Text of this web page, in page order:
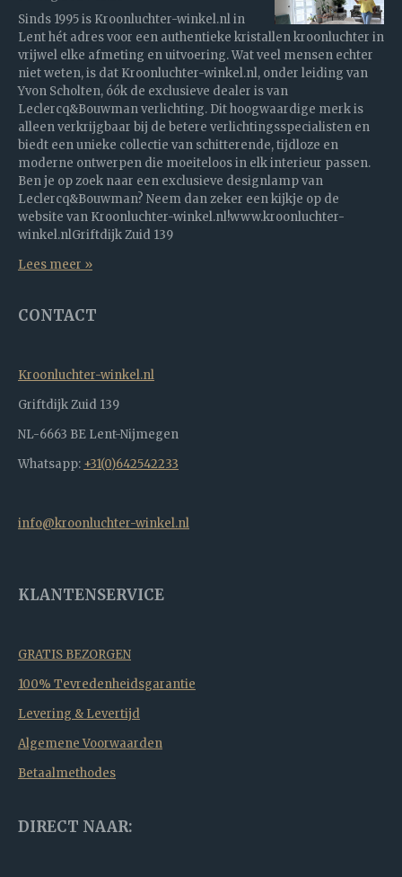
Sinds 1995 is Kroonluchter-winkel.nl in
Lent hét adres voor een authentieke kristallen kroonluchter in
vrijwel elke afmeting en uitvoering. Wat veel mensen echter
niet weten, is dat Kroonluchter-winkel.nl, onder leiding van
Yvon Scholten, óók de exclusieve dealer is van
Leclercq&Bouwman verlichting. Dit hoogwaardige merk is
alleen verkrijgbaar bij de betere verlichtingsspecialisten en
biedt een unieke collectie van schitterende, tijdloze en
moderne ontwerpen die moeiteloos in elk interieur passen.
Ben je op zoek naar een exclusieve designlamp van
Leclercq&Bouwman? Neem dan zeker een kijkje op de
website van Kroonluchter-winkel.nl!www.kroonluchter-
winkel.nlGriftdijk Zuid 139
Lees meer »
CONTACT
Kroonluchter-winkel.nl
Griftdijk Zuid 139
NL-6663 BE Lent-Nijmegen
Whatsapp: +31(0)642542233
info@kroonluchter-winkel.nl
KLANTENSERVICE
GRATIS BEZORGEN
100% Tevredenheidsgarantie
Levering & Levertijd
Algemene Voorwaarden
Betaalmethodes
DIRECT NAAR: